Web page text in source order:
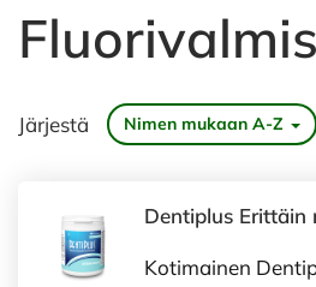
Järjestä Nimen mukaan A-Z
Dentiplus Erittäin
Kotimainen